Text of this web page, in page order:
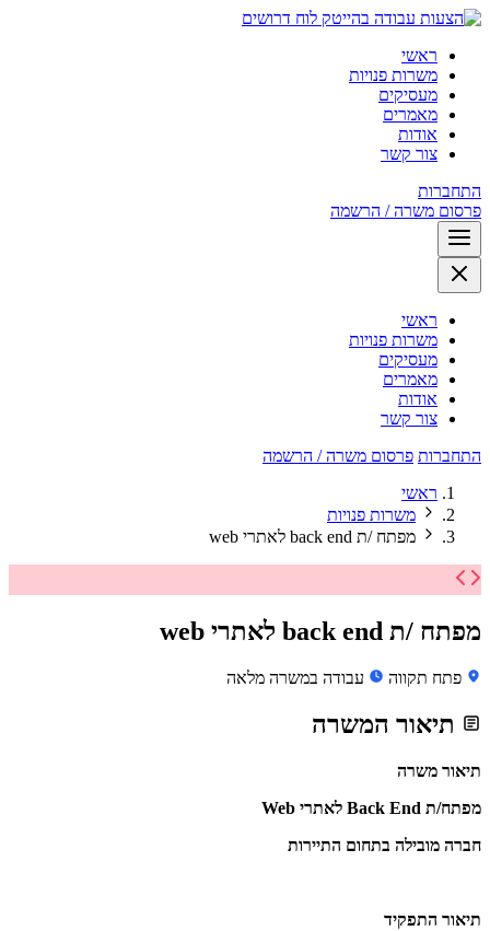
לוח דרושים
ראשי
משרות פנויות
מעסיקים
מאמרים
אודות
צור קשר
התחברות
פרסום משרה / הרשמה
ראשי
משרות פנויות
מעסיקים
מאמרים
אודות
צור קשר
התחברות פרסום משרה / הרשמה
ראשי
משרות פנויות
מפתח /ת back end לאתרי web
מפתח /ת back end לאתרי web
פתח תקווה עבודה במשרה מלאה
תיאור המשרה
תיאור משרה
מפתח/ת Back End לאתרי Web
חברה מובילה בתחום התיירות
תיאור התפקיד